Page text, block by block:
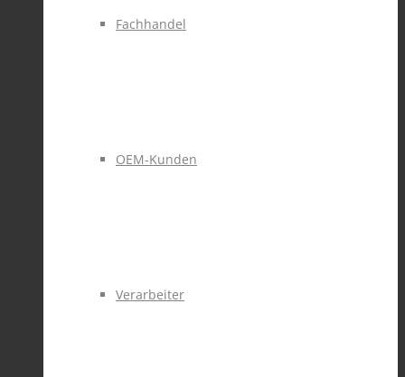
Fachhandel
OEM-Kunden
Verarbeiter